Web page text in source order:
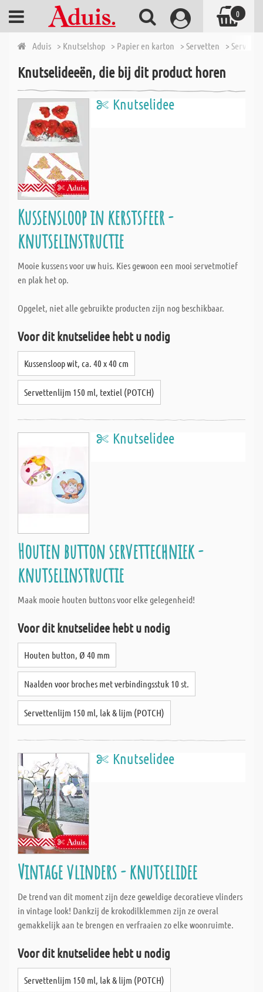
Aduis > Knutselshop > Papier en karton > Servetten >
Knutselideeën, die bij dit product horen
Knutselidee
Kussensloop in kerstsfeer -
knutselinstructie
Mooie kussens voor uw huis. Kies gewoon een mooi servetmotief
en plak het op.
Opgelet, niet alle gebruikte producten zijn nog beschikbaar.
Voor dit knutselidee hebt u nodig
Kussensloop wit, ca. 40 x 40 cm
Servettenlijm 150 ml, textiel (POTCH)
Knutselidee
Houten button servettechniek -
knutselinstructie
Maak mooie houten buttons voor elke gelegenheid!
Voor dit knutselidee hebt u nodig
Houten button, Ø 40 mm
Naalden voor broches met verbindingsstuk 10 st.
Servettenlijm 150 ml, lak & lijm (POTCH)
Knutselidee
Vintage vlinders - knutselidee
De trend van dit moment zijn deze geweldige decoratieve vlinders
in vintage look! Dankzij de krokodilklemmen zijn ze overal
gemakkelijk aan te brengen en verfraaien zo elke woonruimte.
Voor dit knutselidee hebt u nodig
Servettenlijm 150 ml, lak & lijm (POTCH)
0